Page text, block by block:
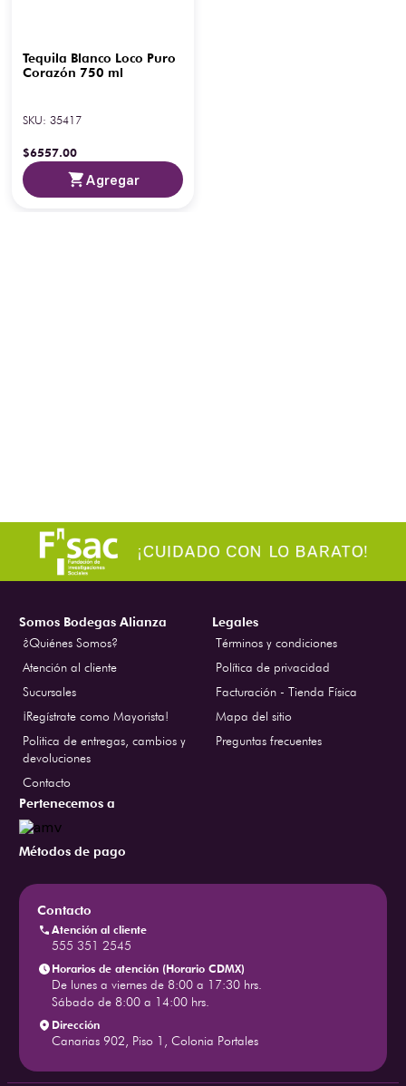
Tequila Blanco Loco Puro
Corazón 750 ml
SKU: 35417
$6557.00
Agregar
Somos Bodegas Alianza
¿Quiénes Somos?
Atención al cliente
Sucursales
¡Regístrate como Mayorista!
Politica de entregas, cambios y
devoluciones
Contacto
Legales
Términos y condiciones
Política de privacidad
Facturación - Tienda Física
Mapa del sitio
Preguntas frecuentes
Pertenecemos a
Métodos de pago
Contacto
Atención al cliente
555 351 2545
Horarios de atención (Horario CDMX)
De lunes a viernes de 8:00 a 17:30 hrs.
Sábado de 8:00 a 14:00 hrs.
Dirección
Canarias 902, Piso 1, Colonia Portales